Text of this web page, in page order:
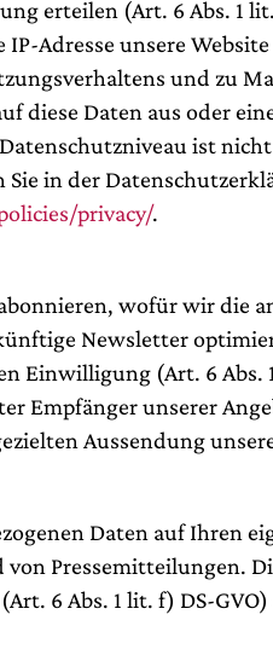
erteilen (Art. 6 Abs. 1
Adresse unsere
und zu
diese Daten aus oder
ist
in der
privacy/.
wofür wir die
Newsletter
Einwilligung (Art. 6 Abs.
Empfänger unserer
Aussendung
Daten auf Ihren
von Pressemitteilungen.
6 Abs. 1 lit. f) DS-